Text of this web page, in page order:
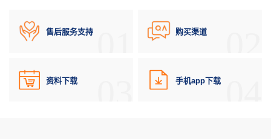
中心，品鉴精工智造、深挖核心技术；同时沉浸式
领略韩国本土人文风貌，完成了一场集技术深造、
视野拓展、伙伴交流于一体的赋能
售后服务支持 购买渠道
资料下载 手机app下载